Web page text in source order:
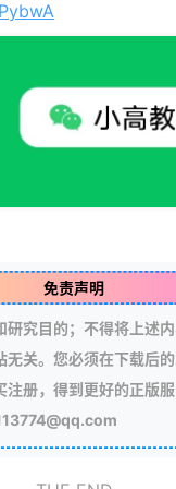
免责声明
究目的；不得将上述
关。您必须在下载后
册，得到更好的正版